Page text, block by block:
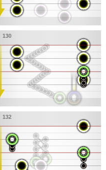
130
132